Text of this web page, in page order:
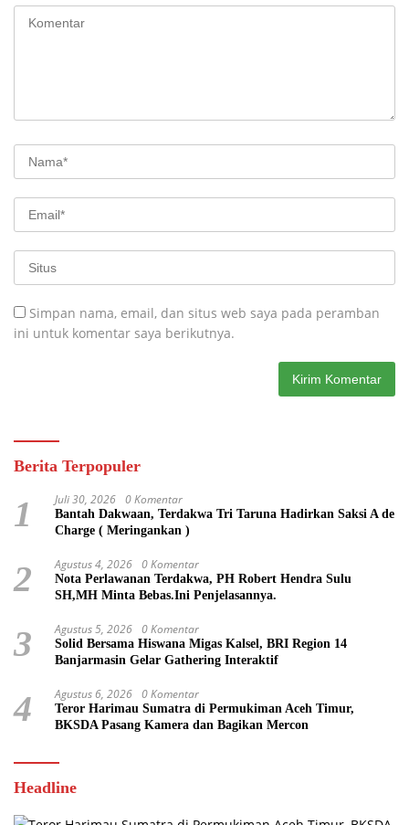
Simpan nama, email, dan situs web saya pada peramban
ini untuk komentar saya berikutnya.
Berita Terpopuler
1 Juli 30, 2026 0 Komentar
Bantah Dakwaan, Terdakwa Tri Taruna Hadirkan Saksi A de
Charge ( Meringankan )
2 Agustus 4, 2026 0 Komentar
Nota Perlawanan Terdakwa, PH Robert Hendra Sulu
SH,MH Minta Bebas.Ini Penjelasannya.
3 Agustus 5, 2026 0 Komentar
Solid Bersama Hiswana Migas Kalsel, BRI Region 14
Banjarmasin Gelar Gathering Interaktif
4 Agustus 6, 2026 0 Komentar
Teror Harimau Sumatra di Permukiman Aceh Timur,
BKSDA Pasang Kamera dan Bagikan Mercon
Headline